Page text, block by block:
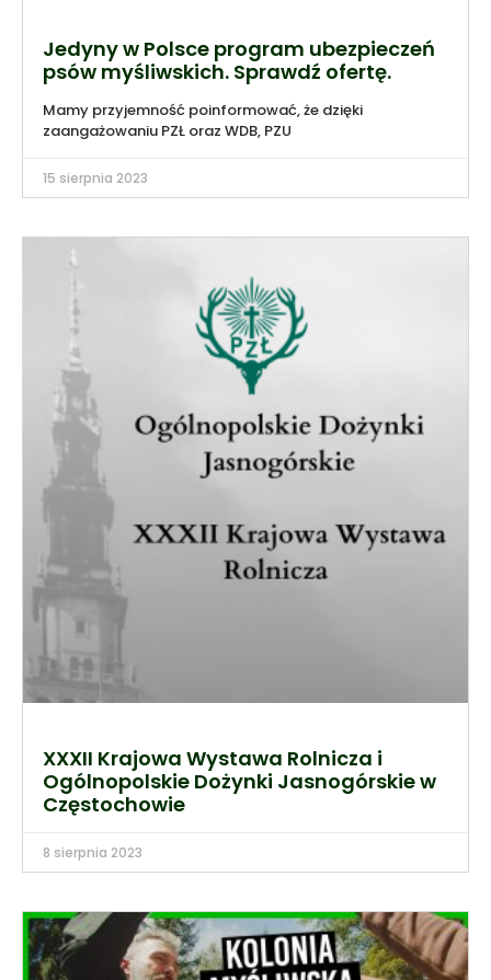
Jedyny w Polsce program ubezpieczeń
psów myśliwskich. Sprawdź ofertę.
Mamy przyjemność poinformować, że dzięki
zaangażowaniu PZŁ oraz WDB, PZU
15 sierpnia 2023
XXXII Krajowa Wystawa Rolnicza i
Ogólnopolskie Dożynki Jasnogórskie w
Częstochowie
8 sierpnia 2023